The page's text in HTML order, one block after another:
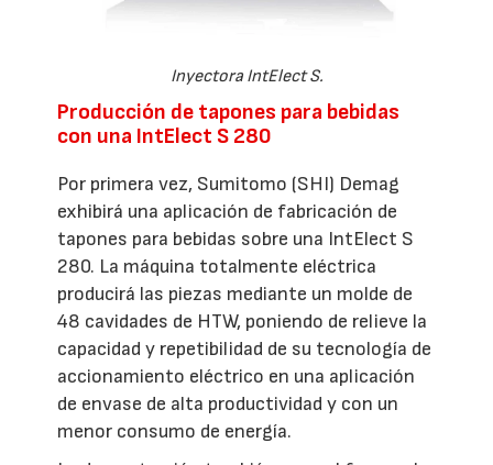
Inyectora IntElect S.
Producción de tapones para bebidas
con una IntElect S 280
Por primera vez, Sumitomo (SHI) Demag
exhibirá una aplicación de fabricación de
tapones para bebidas sobre una IntElect S
280. La máquina totalmente eléctrica
producirá las piezas mediante un molde de
48 cavidades de HTW, poniendo de relieve la
capacidad y repetibilidad de su tecnología de
accionamiento eléctrico en una aplicación
de envase de alta productividad y con un
menor consumo de energía.